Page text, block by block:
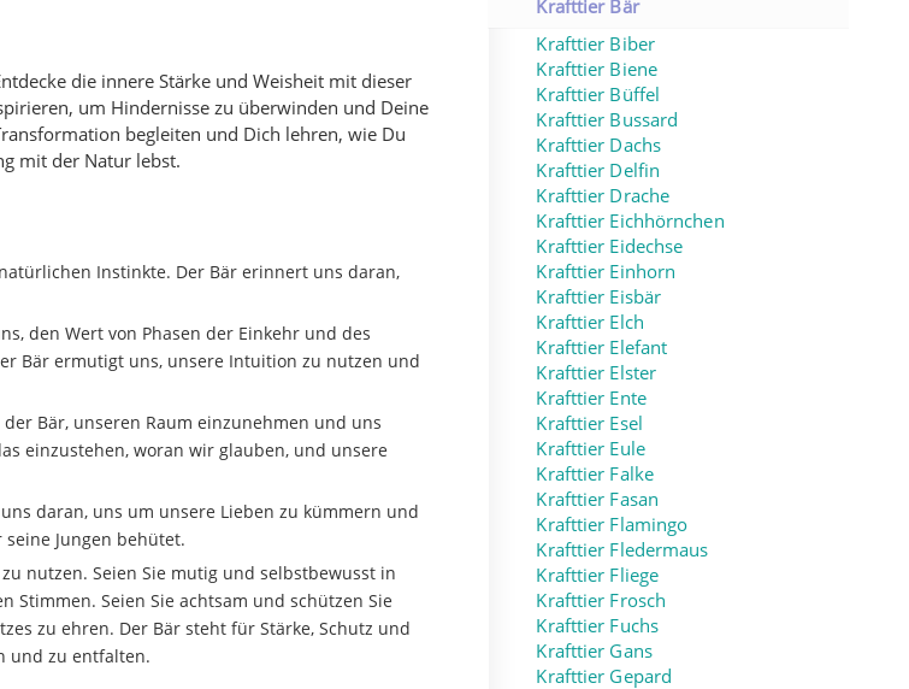
die innere Stärke und Weisheit mit dieser
um Hindernisse zu überwinden und Deine
begleiten und Dich lehren, wie Du
mit der Natur lebst.
Instinkte. Der Bär erinnert uns daran,
den Wert von Phasen der Einkehr und des
Bär ermutigt uns, unsere Intuition zu nutzen und
Bär, unseren Raum einzunehmen und uns
einzustehen, woran wir glauben, und unsere
daran, uns um unsere Lieben zu kümmern und
Jungen behütet.
nutzen. Seien Sie mutig und selbstbewusst in
Seien Sie achtsam und schützen Sie
zu ehren. Der Bär steht für Stärke, Schutz und
und zu entfalten.
Krafttier Bär
Krafttier Biber
Krafttier Biene
Krafttier Büffel
Krafttier Bussard
Krafttier Dachs
Krafttier Delfin
Krafttier Drache
Krafttier Eichhörnchen
Krafttier Eidechse
Krafttier Einhorn
Krafttier Eisbär
Krafttier Elch
Krafttier Elefant
Krafttier Elster
Krafttier Ente
Krafttier Esel
Krafttier Eule
Krafttier Falke
Krafttier Fasan
Krafttier Flamingo
Krafttier Fledermaus
Krafttier Fliege
Krafttier Frosch
Krafttier Fuchs
Krafttier Gans
Krafttier Gepard